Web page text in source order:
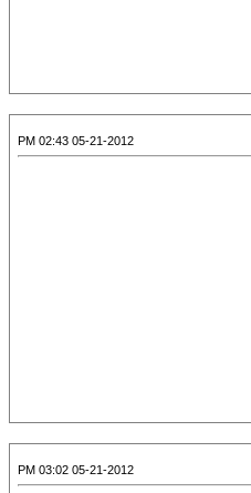
05-21-2012 02:43 PM
05-21-2012 03:02 PM